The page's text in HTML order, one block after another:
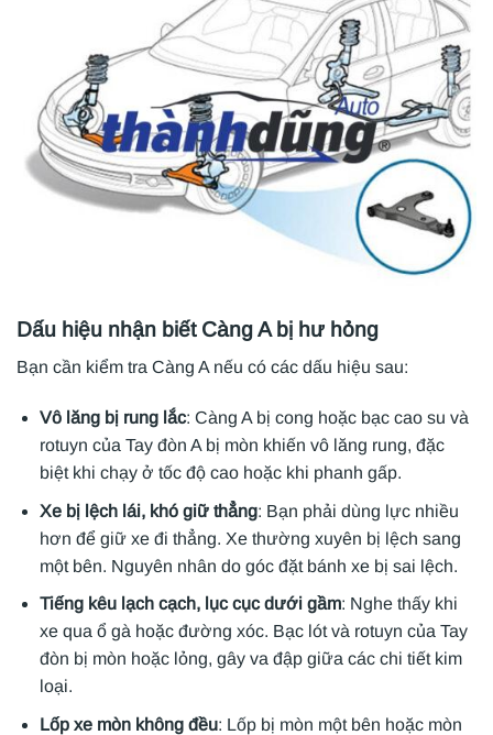
Dấu hiệu nhận biết Càng A bị hư hỏng
Bạn cần kiểm tra Càng A nếu có các dấu hiệu sau:
Vô lăng bị rung lắc: Càng A bị cong hoặc bạc cao su và
rotuyn của Tay đòn A bị mòn khiến vô lăng rung, đặc
biệt khi chạy ở tốc độ cao hoặc khi phanh gấp.
Xe bị lệch lái, khó giữ thẳng: Bạn phải dùng lực nhiều
hơn để giữ xe đi thẳng. Xe thường xuyên bị lệch sang
một bên. Nguyên nhân do góc đặt bánh xe bị sai lệch.
Tiếng kêu lạch cạch, lục cục dưới gầm: Nghe thấy khi
xe qua ổ gà hoặc đường xóc. Bạc lót và rotuyn của Tay
đòn bị mòn hoặc lỏng, gây va đập giữa các chi tiết kim
loại.
Lốp xe mòn không đều: Lốp bị mòn một bên hoặc mòn